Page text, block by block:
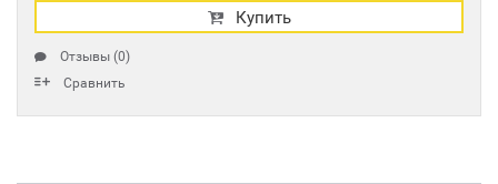
Купить
Отзывы (0)
Сравнить